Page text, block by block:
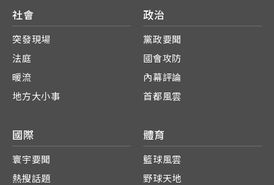
社會
突發現場
法庭
暖流
地方大小事
政治
黨政要聞
國會攻防
內幕評論
首都風雲
國際
寰宇要聞
熱搜話題
體育
籃球風雲
野球天地